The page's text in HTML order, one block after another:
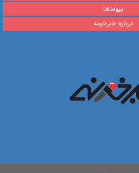
پیوندها
درباره خبرخونه